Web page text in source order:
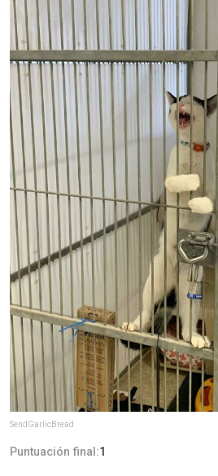
SendGarlicBread
Puntuación final:1